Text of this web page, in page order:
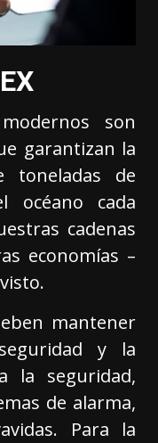
son
garantizan la
toneladas de
océano cada
cadenas
economías –
mantener
y la
la seguridad,
de alarma,
Para la